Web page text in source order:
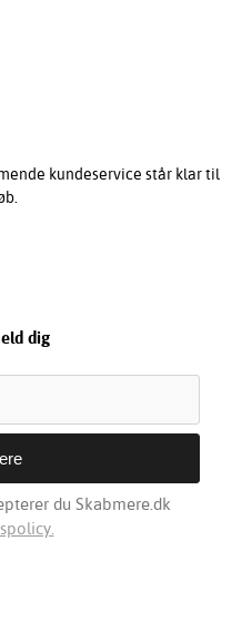
kundeservice står klar til
dig
du Skabmere.dk